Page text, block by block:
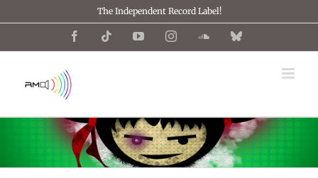
to
The Independent Record Label!
FacebookTiktok YouTubeInstagramSoundCloud
Bluesky